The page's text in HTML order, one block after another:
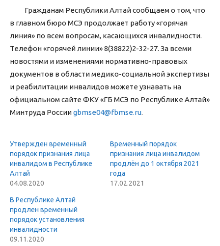
Гражданам Республики Алтай сообщаем о том, что
в главном бюро МСЭ продолжает работу «горячая
линия» по всем вопросам, касающихся инвалидности.
Телефон «горячей линии» 8(38822)2-32-27. За всеми
новостями и изменениями нормативно-правовых
документов в области медико-социальной экспертизы
и реабилитации инвалидов можете узнавать на
официальном сайте ФКУ «ГБ МСЭ по Республике Алтай»
Минтруда Россииgbmse04@fbmse.ru.
Утвержден временный
порядок признания лица
инвалидом в Республике
Алтай
04.08.2020
Временный порядок
признания лица инвалидом
продлён до 1 октября 2021
года
17.02.2021
В Республике Алтай
продлен временный
порядок установления
инвалидности
09.11.2020